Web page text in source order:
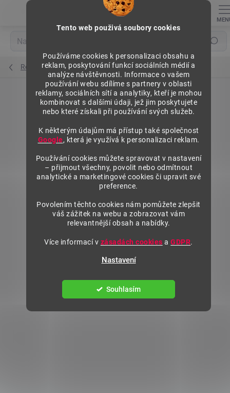
Tento web použivá soubory cookies
Používáme cookies k personalizaci obsahu a
reklam, poskytování funkcí sociálních médií a
analýze návštěvnosti. Informace o vašem
používání webu sdílíme s partnery v oblasti
reklamy, sociálních sítí a analytiky, kteří je mohou
kombinovat s dalšími údaji, jež jim poskytujete
nebo které získali při používání svých služeb.
K některým údajům má přístup také společnost
Google, která je využívá k personalizaci reklam.
Používání cookies můžete spravovat v nastavení
– přijmout všechny, povolit nebo odmítnout
analytické a marketingové cookies či upravit své
preference.
Povolením těchto cookies nám pomůžete zlepšit
váš zážitek na webu a zobrazovat vám
relevantnější obsah a nabídky.
Více informací v zásadách cookies aGDPR.
Nastavení
Souhlasím
Hledat
Regály výška 1840 mm, základní moduly